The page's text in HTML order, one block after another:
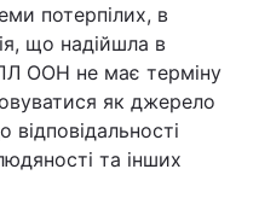
потерпілих, в
що надійшла в
ООН не має терміну
як джерело
відповідальності
та інших